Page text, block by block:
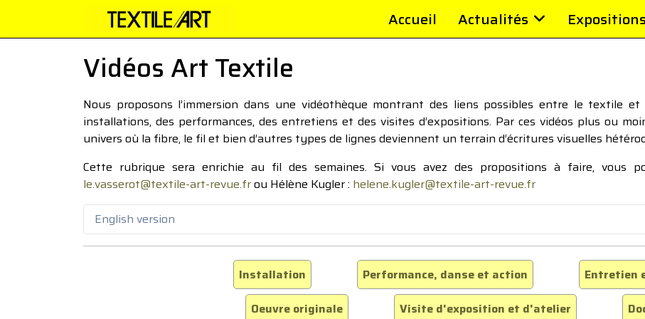
Accueil Actualités Expositions
Vidéos Art Textile
Nous proposons l’immersion dans une vidéothèque montrant des liens possibles entre le textile
installations, des performances, des entretiens et des visites d’expositions. Par ces vidéos plus ou
univers où la fibre, le fil et bien d’autres types de lignes deviennent un terrain d’écritures visuelles
Cette rubrique sera enrichie au fil des semaines. Si vous avez des propositions à faire, vous
le.vasserot@textile-art-revue.frou Hélène Kugler : helene.kugler@textile-art-revue.fr
English version
Installation Performance, danse et action
Entretien
Oeuvre originale
Visite d'exposition et d'atelier